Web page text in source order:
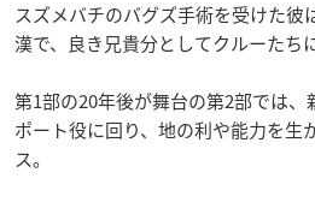
スズメバチのバグズ手術を受けた彼
漢で、良き兄貴分としてクルーたち
第1部の20年後が舞台の第2部では
ポート役に回り、地の利や能力を生
ス。